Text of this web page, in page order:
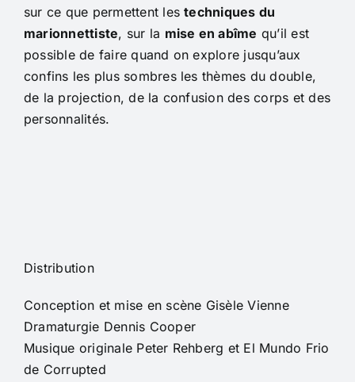
sur ce que permettent lestechniques du
marionnettiste, sur la mise en abîme qu’il est
possible de faire quand on explore jusqu’aux
confins les plus sombres les thèmes du double,
de la projection, de la confusion des corps et des
personnalités.
Distribution
Conception et mise en scène Gisèle Vienne
Dramaturgie Dennis Cooper
Musique originale Peter Rehberg et El Mundo Frio
de Corrupted